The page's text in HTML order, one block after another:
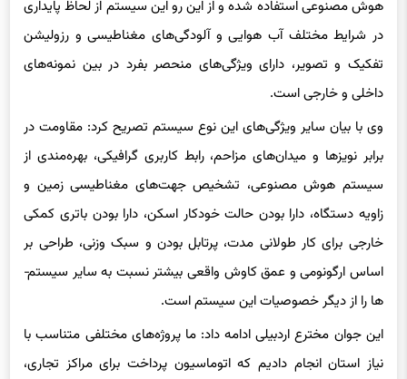
هوش مصنوعی استفاده شده و از این رو این سیستم از لحاظ پایداری
در شرایط مختلف آب هوایی و آلودگی‌های مغناطیسی و رزولیشن
تفکیک و تصویر، دارای ویژگی­‌های منحصر بفرد در بین نمونه­‌های
داخلی و خارجی است.
وی با بیان سایر ویژگی‌های این نوع سیستم تصریح کرد: مقاومت در
برابر نویزها و میدان‌های مزاحم، رابط کاربری گرافیکی، بهره­‌مندی از
سیستم هوش مصنوعی، تشخیص جهت‌های مغناطیسی زمین و
زاویه دستگاه، دارا بودن حالت خودکار اسکن، دارا بودن باتری کمکی
خارجی برای کار طولانی ­مدت، پرتابل بودن و سبک ­وزنی، طراحی بر
اساس ارگونومی و عمق کاوش واقعی بیشتر نسبت به سایر سیستم‌­
ها را از دیگر خصوصیات این سیستم است.
این جوان مخترع اردبیلی ادامه داد: ما پروژه‌های مختلفی متناسب با
نیاز استان انجام دادیم که اتوماسیون پرداخت برای مراکز تجاری،